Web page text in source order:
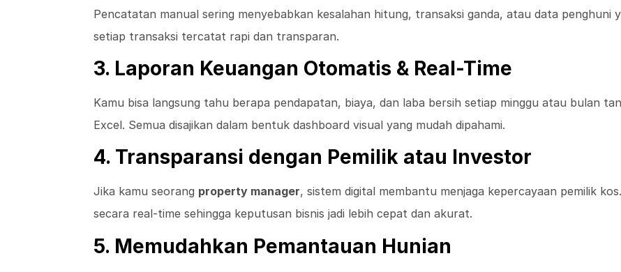
Pencatatan manual sering menyebabkan kesalahan hitung, transaksi ganda, atau data penghuni
setiap transaksi tercatat rapi dan transparan.
3. Laporan Keuangan Otomatis & Real-Time
Kamu bisa langsung tahu berapa pendapatan, biaya, dan laba bersih setiap minggu atau bulan
Excel. Semua disajikan dalam bentuk dashboard visual yang mudah dipahami.
4. Transparansi dengan Pemilik atau Investor
Jika kamu seorang property manager, sistem digital membantu menjaga kepercayaan pemilik
secara real-time sehingga keputusan bisnis jadi lebih cepat dan akurat.
5. Memudahkan Pemantauan Hunian